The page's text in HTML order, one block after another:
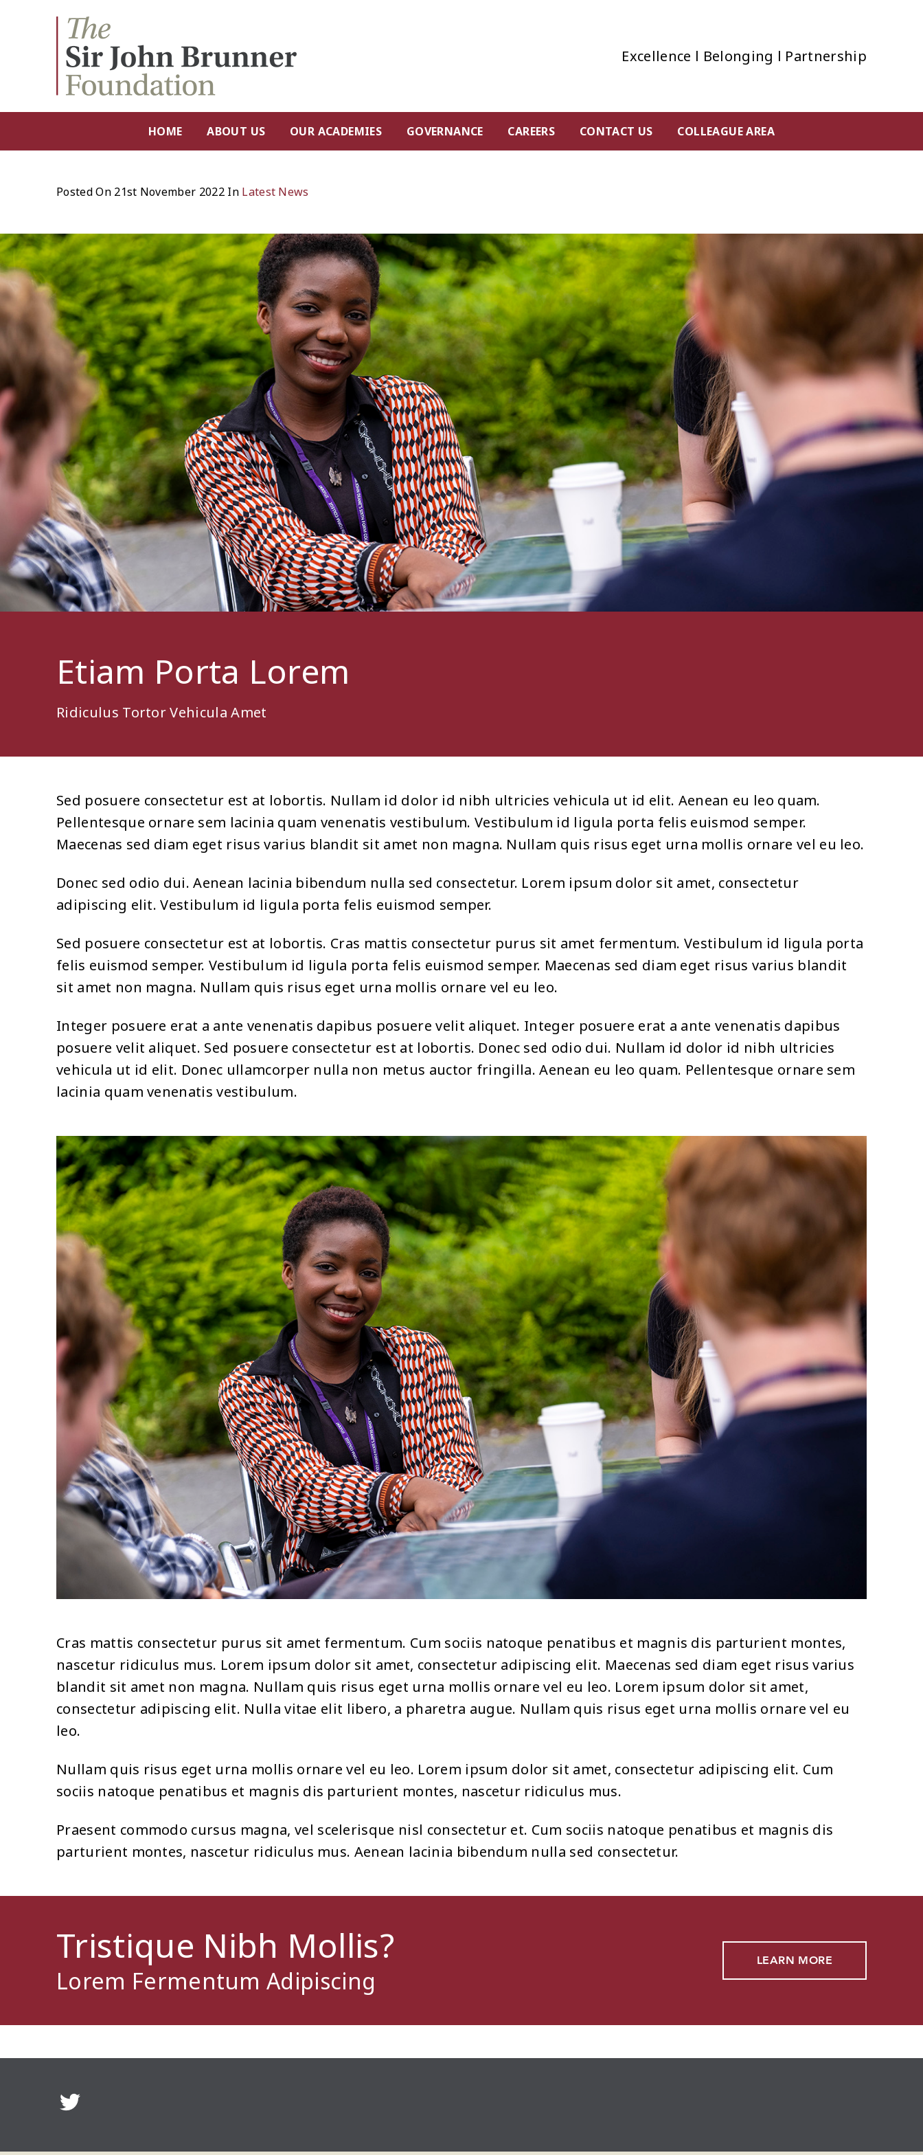
Excellence l Belonging l Partnership
HOME ABOUT US OUR ACADEMIES GOVERNANCE CAREERS CONTACT US COLLEAGUE AREA
Posted On 21st November 2022 In Latest News
Etiam Porta Lorem
Ridiculus Tortor Vehicula Amet
Sed posuere consectetur est at lobortis. Nullam id dolor id nibh ultricies vehicula ut id elit. Aenean eu leo quam.
Pellentesque ornare sem lacinia quam venenatis vestibulum. Vestibulum id ligula porta felis euismod semper.
Maecenas sed diam eget risus varius blandit sit amet non magna. Nullam quis risus eget urna mollis ornare vel eu leo.
Donec sed odio dui. Aenean lacinia bibendum nulla sed consectetur. Lorem ipsum dolor sit amet, consectetur
adipiscing elit. Vestibulum id ligula porta felis euismod semper.
Sed posuere consectetur est at lobortis. Cras mattis consectetur purus sit amet fermentum. Vestibulum id ligula porta
felis euismod semper. Vestibulum id ligula porta felis euismod semper. Maecenas sed diam eget risus varius blandit
sit amet non magna. Nullam quis risus eget urna mollis ornare vel eu leo.
Integer posuere erat a ante venenatis dapibus posuere velit aliquet. Integer posuere erat a ante venenatis dapibus
posuere velit aliquet. Sed posuere consectetur est at lobortis. Donec sed odio dui. Nullam id dolor id nibh ultricies
vehicula ut id elit. Donec ullamcorper nulla non metus auctor fringilla. Aenean eu leo quam. Pellentesque ornare sem
lacinia quam venenatis vestibulum.
Cras mattis consectetur purus sit amet fermentum. Cum sociis natoque penatibus et magnis dis parturient montes,
nascetur ridiculus mus. Lorem ipsum dolor sit amet, consectetur adipiscing elit. Maecenas sed diam eget risus varius
blandit sit amet non magna. Nullam quis risus eget urna mollis ornare vel eu leo. Lorem ipsum dolor sit amet,
consectetur adipiscing elit. Nulla vitae elit libero, a pharetra augue. Nullam quis risus eget urna mollis ornare vel eu
leo.
Nullam quis risus eget urna mollis ornare vel eu leo. Lorem ipsum dolor sit amet, consectetur adipiscing elit. Cum
sociis natoque penatibus et magnis dis parturient montes, nascetur ridiculus mus.
Praesent commodo cursus magna, vel scelerisque nisl consectetur et. Cum sociis natoque penatibus et magnis dis
parturient montes, nascetur ridiculus mus. Aenean lacinia bibendum nulla sed consectetur.
Tristique Nibh Mollis?
Lorem Fermentum Adipiscing
LEARN MORE